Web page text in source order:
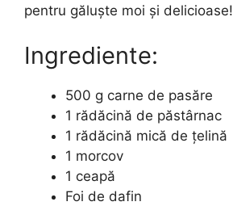
pentru găluște moi și delicioase!
Ingrediente:
500 g carne de pasăre
1 rădăcină de păstârnac
1 rădăcină mică de țelină
1 morcov
1 ceapă
Foi de dafin